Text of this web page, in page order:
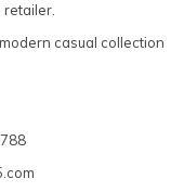
retailer.
casual collection